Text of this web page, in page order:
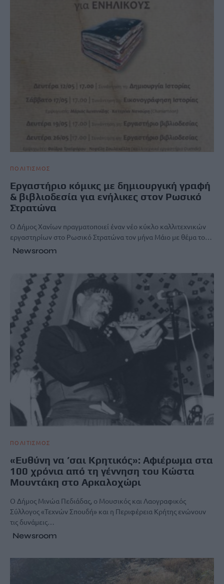
ΠΟΛΙΤΙΣΜΟΣ
Εργαστήριο κόμικς με δημιουργική γραφή
& βιβλιοδεσία για ενήλικες στον Ρωσικό
Στρατώνα
Ο Δήμος Χανίων πραγματοποιεί έναν νέο κύκλο καλλιτεχνικών
εργαστηρίων στο Ρωσικό Στρατώνα τον μήνα Μάιο με θέμα το…
Newsroom
ΠΟΛΙΤΙΣΜΟΣ
«Ευθύνη να ’σαι Κρητικός»: Αφιέρωμα στα
100 χρόνια από τη γέννηση του Κώστα
Μουντάκη στο Αρκαλοχώρι
Ο Δήμος Μινώα Πεδιάδας, ο Μουσικός και Λαογραφικός
Σύλλογος «Τεχνών Σπουδή» και η Περιφέρεια Κρήτης ενώνουν
τις δυνάμεις…
Newsroom